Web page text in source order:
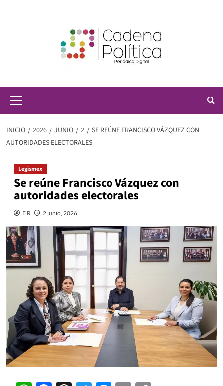
principal
INICIO 2026 JUNIO 2
SE REÚNE FRANCISCO VÁZQUEZ CON
AUTORIDADES ELECTORALES
Legismex
Se reúne Francisco Vázquez con
autoridades electorales
E R 2 junio, 2026